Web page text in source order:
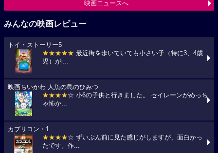
映画ニュースへ
みんなの映画レビュー
トイ・ストーリー5
★★★★★ 最近街を歩いていても小さい子（特に3、4歳
児）がi...
映画ちいかわ 人魚の島のひみつ
★★★★☆ 小6の子供と行きました。 セイレーンがめっち
ゃ怖か...
カプリコン・1
★★★★☆ ずいぶん前に見た感じがしますが、面白かっ
たです。作...